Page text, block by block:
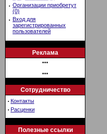
· Организации приобретут
(0)
· Вход для
зарегистрированных
пользователей
Реклама
•••
•••
Сотрудничество
· Контакты
· Расценки
Полезные ссылки